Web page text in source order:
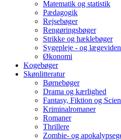
Matematik og statistik
Pædagogik
Rejsebøger
Rengøringsbøger
Strikke og hæklebøger
Sygepleje - og
Økonomi
Kogebøger
Skønlitteratur
Børnebøger
Drama og kærlighed
Fantasy, Fiktion og
Kriminalromaner
Romaner
Thrillere
Zombie- og